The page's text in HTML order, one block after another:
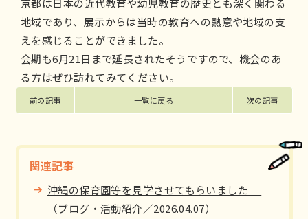
京都は日本の近代教育や幼児教育の歴史とも深く関わる
地域であり、展示からは当時の教育への熱意や地域の支
えを感じることができました。
会期も6月21日まで延長されたそうですので、機会のあ
る方はぜひ訪れてみてください。
前の記事 一覧に戻る 次の記事
関連記事
沖縄の保育園等を見学させてもらいました
（ブログ・活動紹介／2026.04.07）